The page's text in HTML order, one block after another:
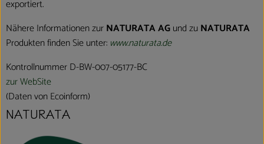
exportiert.
Nähere Informationen zurNATURATA AGund zuNATURATA
Produkten finden Sie unter: www.naturata.de
Kontrollnummer D-BW-007-05177-BC
zur WebSite
(Daten von Ecoinform)
NATURATA